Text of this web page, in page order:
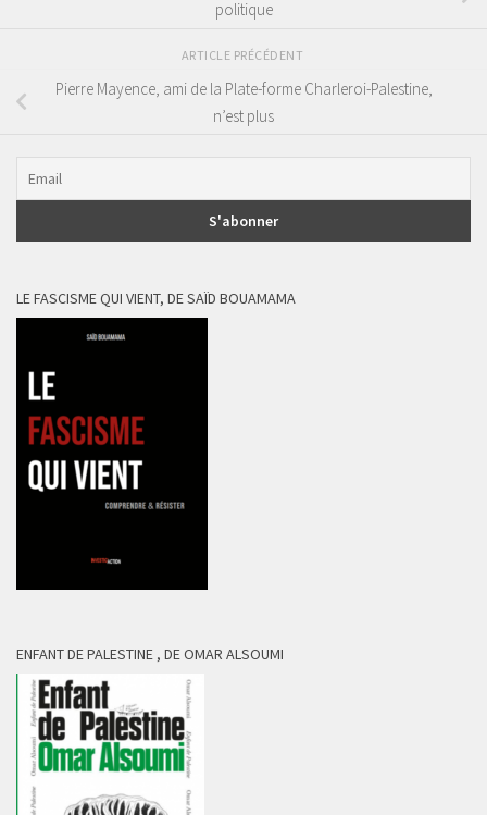
politique
ARTICLE PRÉCÉDENT
Pierre Mayence, ami de la Plate-forme Charleroi-Palestine,
n’est plus
LE FASCISME QUI VIENT, DE SAÏD BOUAMAMA
ENFANT DE PALESTINE , DE OMAR ALSOUMI